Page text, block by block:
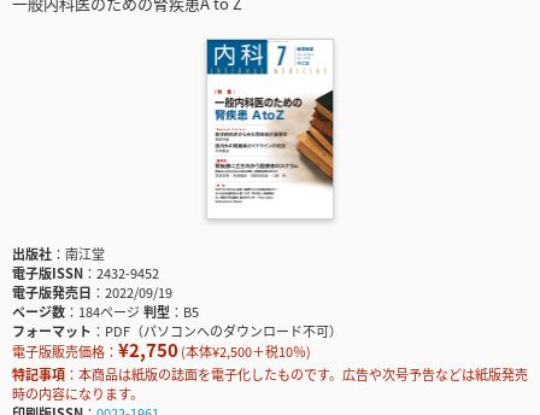
出版社
南江堂
電子版ISSN
2432-9452
電子版発売日
2022/09/19
ページ数
184ページ判型
B5
フォーマット
PDF（パソコンへのダウンロード不可）
電子版販売価格： ¥2,750(本体¥2,500＋税10％)
特記事項
本商品は紙版の誌面を電子化したものです。広告や次号予告などは紙版発売
時の内容になります。